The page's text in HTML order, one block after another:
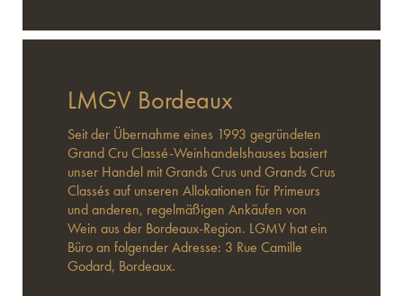
LMGV Bordeaux
Seit der Übernahme eines 1993 gegründeten
Grand Cru Classé-Weinhandelshauses basiert
unser Handel mit Grands Crus und Grands Crus
Classés auf unseren Allokationen für Primeurs
und anderen, regelmäßigen Ankäufen von
Wein aus der Bordeaux-Region. LGMV hat ein
Büro an folgender Adresse: 3 Rue Camille
Godard, Bordeaux.